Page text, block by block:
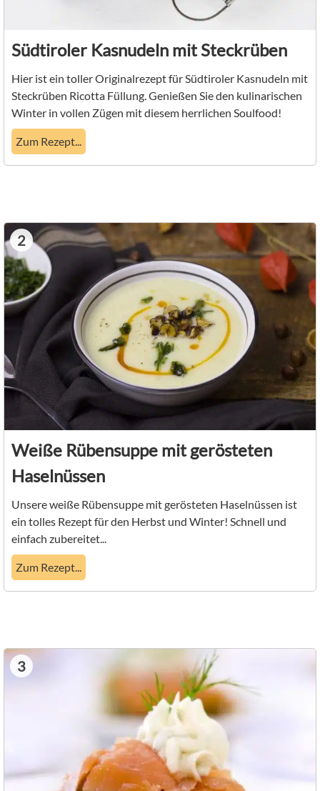
Südtiroler Kasnudeln mit Steckrüben
Hier ist ein toller Originalrezept für Südtiroler Kasnudeln mit
Steckrüben Ricotta Füllung. Genießen Sie den kulinarischen
Winter in vollen Zügen mit diesem herrlichen Soulfood!
Zum Rezept...
2
Weiße Rübensuppe mit gerösteten
Haselnüssen
Unsere weiße Rübensuppe mit gerösteten Haselnüssen ist
ein tolles Rezept für den Herbst und Winter! Schnell und
einfach zubereitet...
Zum Rezept...
3